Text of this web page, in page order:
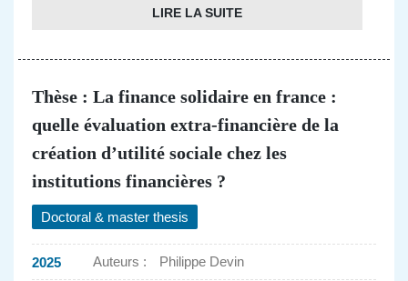
LIRE LA SUITE
Thèse : La finance solidaire en france :
quelle évaluation extra-financière de la
création d’utilité sociale chez les
institutions financières ?
Doctoral & master thesis
2025 Auteurs : Philippe Devin